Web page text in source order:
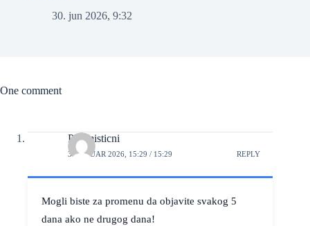
30. jun 2026, 9:32
One comment
Pesimisticni
3. JANUAR 2026, 15:29 / 15:29 REPLY
Mogli biste za promenu da objavite svakog 5
dana ako ne drugog dana!